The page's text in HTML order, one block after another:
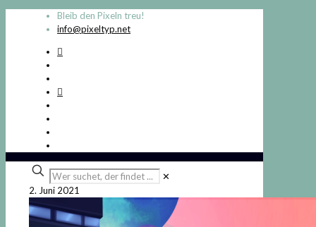
Bleib den Pixeln treu!
info@pixeltyp.net
Wer
suchet,
der
findet
...
✕
2. Juni 2021